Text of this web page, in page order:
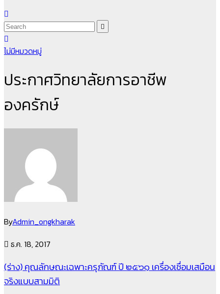
ไม่มีหมวดหมู่
ประกาศวิทยาลัยการอาชีพ
องครักษ์
ByAdmin_ongkharak
ธ.ค. 18, 2017
(ร่าง) คุณลักษณะเฉพาะครุภัณฑ์ ปี ๒๕๖๑ เครื่องเชื่อมเสมือน
จริงแบบสามมิติ